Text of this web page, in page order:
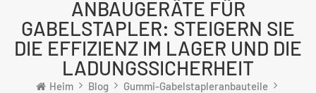
ANBAUGERÄTE FÜR
GABELSTAPLER: STEIGERN SIE
DIE EFFIZIENZ IM LAGER UND DIE
LADUNGSSICHERHEIT
Heim Blog
Gummi-Gabelstapleranbauteile